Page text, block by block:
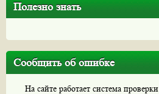
Полезно знать
Сообщить об ошибке
На сайте работает система проверки